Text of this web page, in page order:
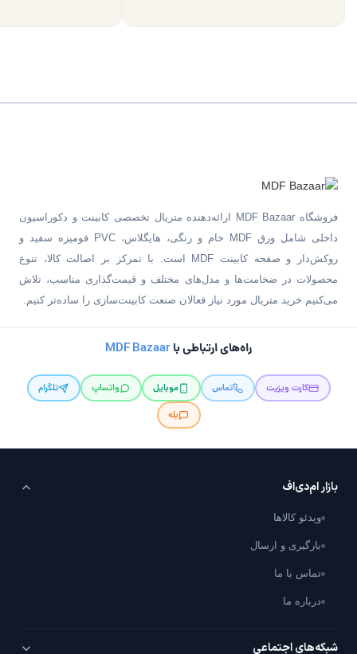
فروشگاه MDF Bazaar ارائه‌دهنده متریال تخصصی کابینت و دکوراسیون
داخلی شامل ورق MDF خام و رنگی، هایگلاس، PVC فومیزه سفید و
روکش‌دار و صفحه کابینت MDF است. با تمرکز بر اصالت کالا، تنوع
محصولات در ضخامت‌ها و مدل‌های مختلف و قیمت‌گذاری مناسب، تلاش
می‌کنیم خرید متریال مورد نیاز فعالان صنعت کابینت‌سازی را ساده‌تر کنیم.
راه‌های ارتباطی باMDF Bazaar
کارت ویزیت تماس موبایل واتساپ
تلگرام
بله
بازار ام‌دی‌اف
ویدئو کالاها
بارگیری و ارسال
تماس با ما
درباره ما
شبکه‌های اجتماعی